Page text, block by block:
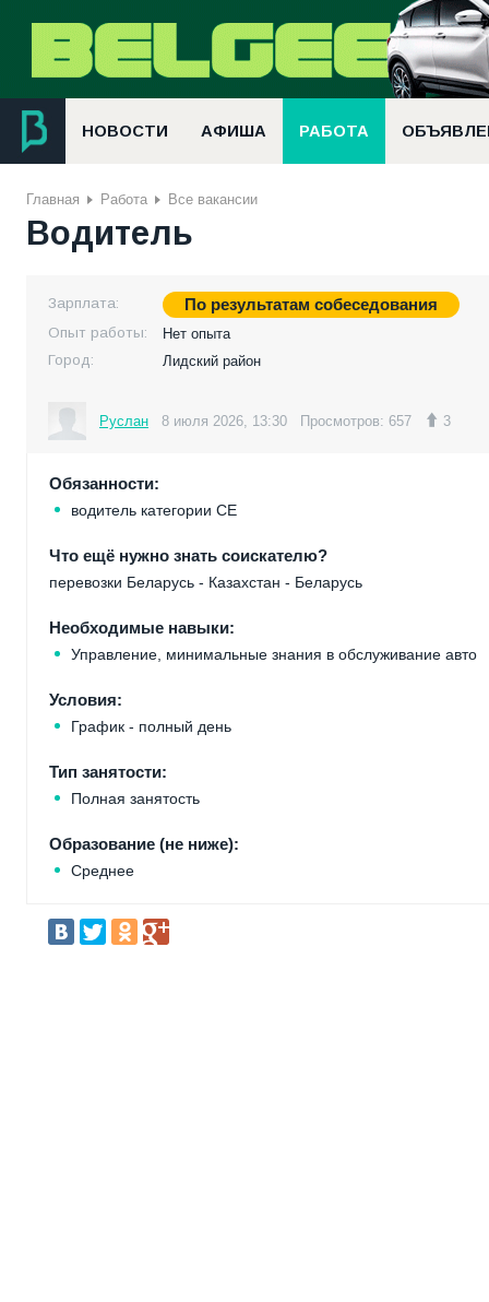
НОВОСТИ АФИША РАБОТА
Главная Работа Все вакансии
Водитель
Зарплата: По результатам собеседования
Опыт работы:
Нет опыта
Город:
Лидский район
Руслан 8 июля 2026, 13:30 Просмотров: 657 3
Обязанности:
водитель категории СЕ
Что ещё нужно знать соискателю?
перевозки Беларусь - Казахстан - Беларусь
Необходимые навыки:
Управление, минимальные знания в обслуживание авто
Условия:
График - полный день
Тип занятости:
Полная занятость
Образование (не ниже):
Среднее